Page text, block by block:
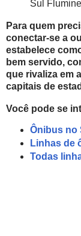
Sul
Para quem
conectar-se a
estabelece
bem servido,
que rivaliza em
capitais de
Você pode se
Ônibus no
Linhas de
Todas